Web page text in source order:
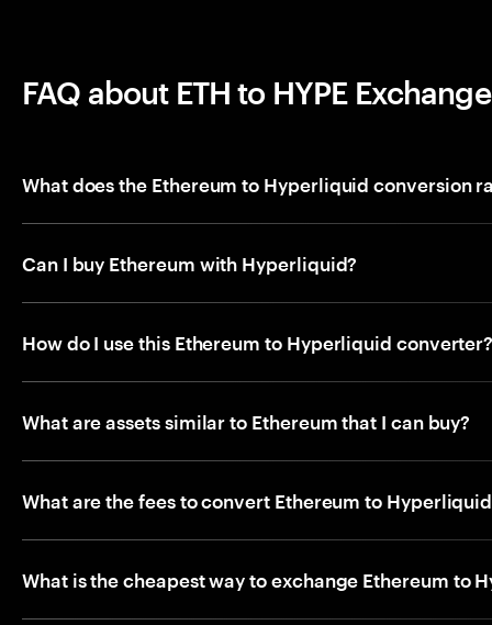
FAQ about ETH to HYPE Exchange
What does the Ethereum to Hyperliquid conversion
Can I buy Ethereum with Hyperliquid?
How do I use this Ethereum to Hyperliquid
What are assets similar to Ethereum that I can buy?
What are the fees to convert Ethereum to
What is the cheapest way to exchange Ethereum to